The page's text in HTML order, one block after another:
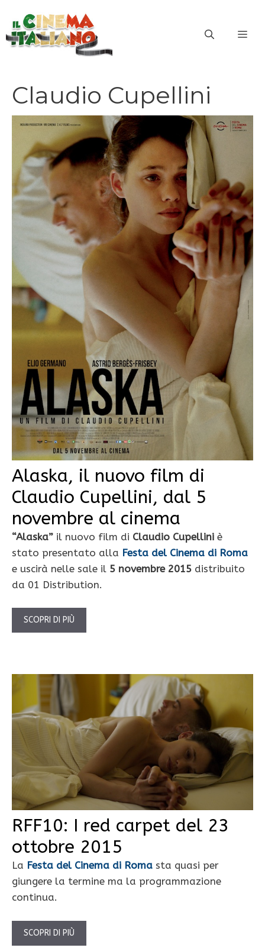
contenuto
Claudio Cupellini
Alaska, il nuovo film di
Claudio Cupellini, dal 5
novembre al cinema
“Alaska” il nuovo film di Claudio Cupellini è
stato presentato alla Festa del Cinema di Roma
e uscirà nelle sale il 5 novembre 2015 distribuito
da 01 Distribution.
SCOPRI DI PIÙ
RFF10: I red carpet del 23
ottobre 2015
La Festa del Cinema di Roma sta quasi per
giungere la termine ma la programmazione
continua.
SCOPRI DI PIÙ